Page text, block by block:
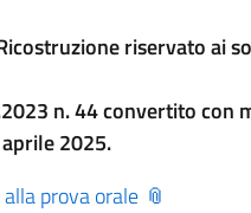
riservato ai
n. 44 convertito con
2025.
prova orale